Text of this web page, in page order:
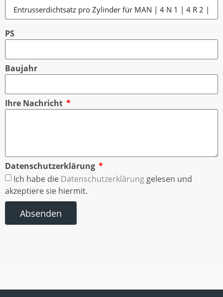
PS
Baujahr
Ihre Nachricht
Datenschutzerklärung
Ich habe die Datenschutzerklärung gelesen und
akzeptiere sie hiermit.
Absenden